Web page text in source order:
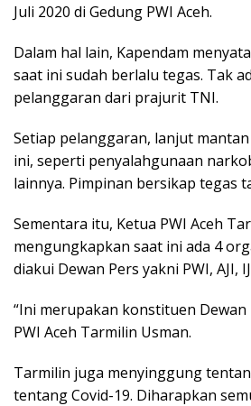
Juli 2020 di Gedung PWI Aceh.
Dalam hal lain, Kapendam
saat ini sudah berlalu tegas. Tak
pelanggaran dari prajurit TNI.
Setiap pelanggaran, lanjut
ini, seperti penyalahgunaan
lainnya. Pimpinan bersikap tegas
Sementara itu, Ketua PWI Aceh
mengungkapkan saat ini ada 4
diakui Dewan Pers yakni PWI, AJI,
“Ini merupakan konstituen Dewan
PWI Aceh Tarmilin Usman.
Tarmilin juga menyinggung
tentang Covid-19. Diharapkan